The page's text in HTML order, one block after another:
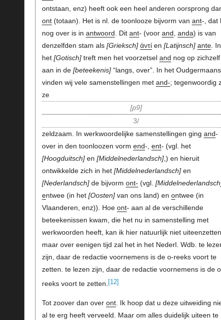
ontstaan, enz) heeft ook een heel anderen oorsprong
ont(totaan). Het is nl. de toonlooze bijvorm van ant-, dat
nog over is in antwoord. Dit ant- (voor and, anda) is van
denzelfden stam als Grieksch ἀντίen Latijnsch ante. In
het Gotisch treft men het voorzetsel and nog op zichzelf
aan in de beteekenis “langs, over”. In het
vinden wij vele samenstellingen met and-; tegenwoordig
ze
p9
3/
zeldzaam. In werkwoordelijke samenstellingen ging and-
over in den toonloozen vorm end-, ent- (vgl. het
Hoogduitsch en Middelnederlandsch ,) en hieruit
ontwikkelde zich in het Middelnederlandsch en
Nederlandsch de bijvorm ont- (vgl. Middelnederlandsch
entwee (in het Oosten van ons land) en ontwee (in
Vlaanderen, enz)). Hoe ont- aan al de verschillende
beteekenissen kwam, die het nu in samenstelling met
werkwoorden heeft, kan ik hier natuurlijk niet
maar over eenigen tijd zal het in het Nederl. Wdb. te
zijn, daar de redactie voornemens is de o-reeks voort te
zetten. te lezen zijn, daar de redactie voornemens is de
reeks voort te zetten. [12]
Tot zoover dan over ont. Ik hoop dat u deze uitweiding
al te erg heeft verveeld. Maar om alles duidelijk uiteen te